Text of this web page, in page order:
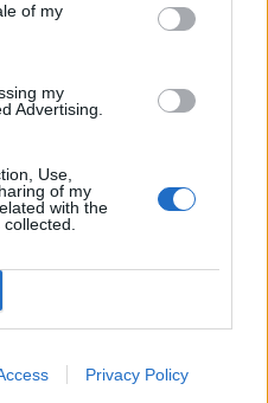
of my
my
Advertising.
Use,
of my
with the
Privacy Policy
ο Μάριος